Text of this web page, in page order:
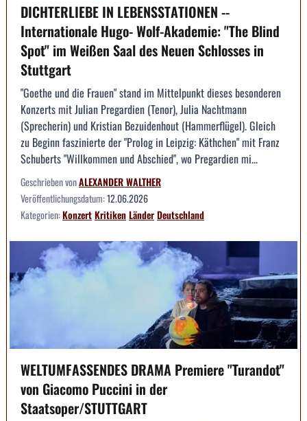
DICHTERLIEBE IN LEBENSSTATIONEN --
Internationale Hugo- Wolf-Akademie: "The Blind
Spot" im Weißen Saal des Neuen Schlosses in
Stuttgart
"Goethe und die Frauen" stand im Mittelpunkt dieses besonderen
Konzerts mit Julian Pregardien (Tenor), Julia Nachtmann
(Sprecherin) und Kristian Bezuidenhout (Hammerflügel). Gleich
zu Beginn faszinierte der "Prolog in Leipzig: Käthchen" mit Franz
Schuberts "Willkommen und Abschied", wo Pregardien mi...
Geschrieben vonALEXANDER WALTHER
Veröffentlichungsdatum:12.06.2026
Kategorien:KonzertKritikenLänderDeutschland
WELTUMFASSENDES DRAMA Premiere "Turandot"
von Giacomo Puccini in der
Staatsoper/STUTTGART